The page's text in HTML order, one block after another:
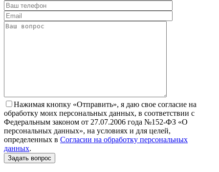
Нажимая кнопку «Отправить», я даю свое согласие на
обработку моих персональных данных, в соответствии с
Федеральным законом от 27.07.2006 года №152-ФЗ «О
персональных данных», на условиях и для целей,
определенных в Согласии на обработку персональных
данных.